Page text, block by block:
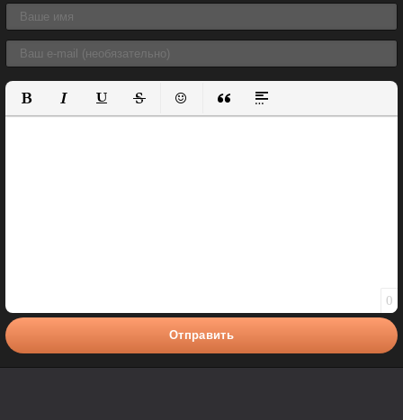
Полужирный
КурсивПодчеркнутый
ЗачеркнутыйВставить смайлик
Вставка цитаты
Вставка спойлера
0
Отправить